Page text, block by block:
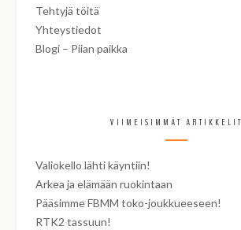
Tehtyjä töitä
Yhteystiedot
Blogi – Piian paikka
VIIMEISIMMÄT ARTIKKELIT
Valiokello lähti käyntiin!
Arkea ja elämään ruokintaan
Pääsimme FBMM toko-joukkueeseen!
RTK2 tassuun!